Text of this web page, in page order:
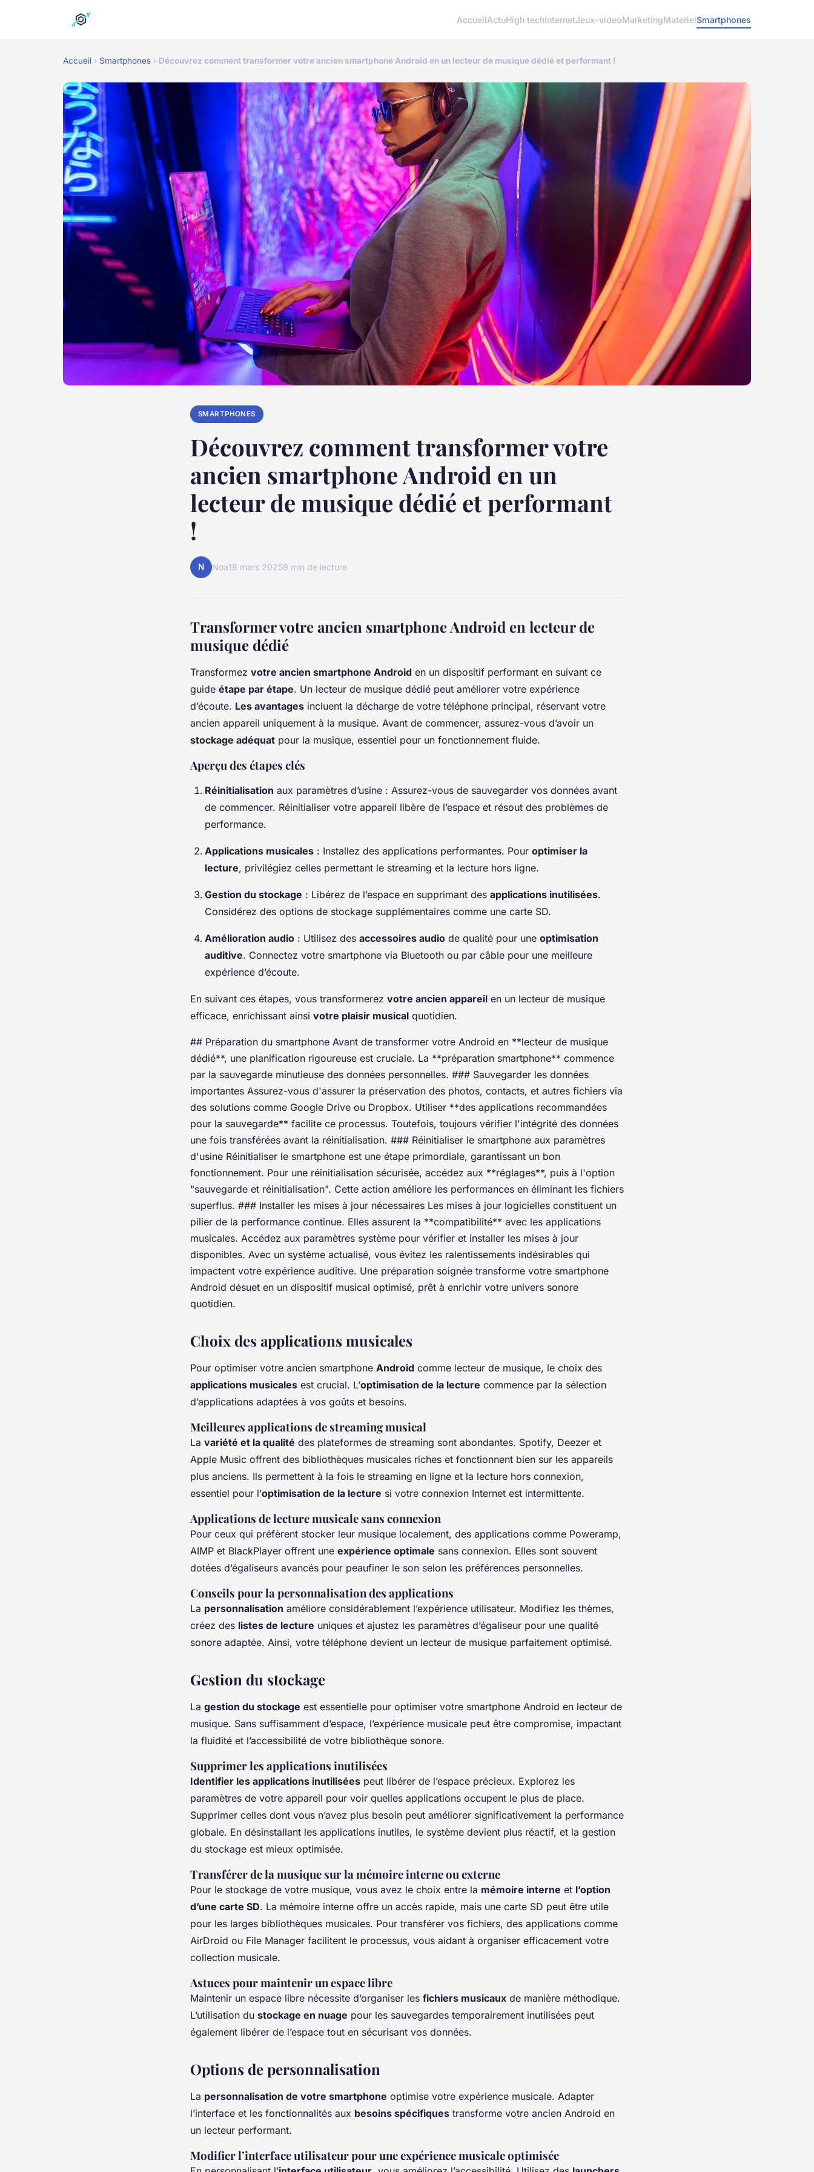
AccueilActuHigh techInternetJeux-videoMarketingMaterielSmartphones
Accueil › Smartphones › Découvrez comment transformer votre ancien smartphone Android en un lecteur de musique dédié et performant !
SMARTPHONES
Découvrez comment transformer votre
ancien smartphone Android en un
lecteur de musique dédié et performant
!
N Noa18 mars 20259 min de lecture
Transformer votre ancien smartphone Android en lecteur de
musique dédié
Transformez votre ancien smartphone Android en un dispositif performant en suivant ce
guide étape par étape. Un lecteur de musique dédié peut améliorer votre expérience
d’écoute. Les avantages incluent la décharge de votre téléphone principal, réservant votre
ancien appareil uniquement à la musique. Avant de commencer, assurez-vous d’avoir un
stockage adéquat pour la musique, essentiel pour un fonctionnement fluide.
Aperçu des étapes clés
Réinitialisation aux paramètres d’usine : Assurez-vous de sauvegarder vos données avant
de commencer. Réinitialiser votre appareil libère de l’espace et résout des problèmes de
performance.
Applications musicales : Installez des applications performantes. Pour optimiser la
lecture, privilégiez celles permettant le streaming et la lecture hors ligne.
Gestion du stockage : Libérez de l’espace en supprimant des applications inutilisées.
Considérez des options de stockage supplémentaires comme une carte SD.
Amélioration audio : Utilisez des accessoires audio de qualité pour une optimisation
auditive. Connectez votre smartphone via Bluetooth ou par câble pour une meilleure
expérience d’écoute.
En suivant ces étapes, vous transformerez votre ancien appareil en un lecteur de musique
efficace, enrichissant ainsi votre plaisir musical quotidien.
## Préparation du smartphone Avant de transformer votre Android en **lecteur de musique
dédié**, une planification rigoureuse est cruciale. La **préparation smartphone** commence
par la sauvegarde minutieuse des données personnelles. ### Sauvegarder les données
importantes Assurez-vous d'assurer la préservation des photos, contacts, et autres fichiers via
des solutions comme Google Drive ou Dropbox. Utiliser **des applications recommandées
pour la sauvegarde** facilite ce processus. Toutefois, toujours vérifier l'intégrité des données
une fois transférées avant la réinitialisation. ### Réinitialiser le smartphone aux paramètres
d'usine Réinitialiser le smartphone est une étape primordiale, garantissant un bon
fonctionnement. Pour une réinitialisation sécurisée, accédez aux **réglages**, puis à l'option
"sauvegarde et réinitialisation". Cette action améliore les performances en éliminant les fichiers
superflus. ### Installer les mises à jour nécessaires Les mises à jour logicielles constituent un
pilier de la performance continue. Elles assurent la **compatibilité** avec les applications
musicales. Accédez aux paramètres système pour vérifier et installer les mises à jour
disponibles. Avec un système actualisé, vous évitez les ralentissements indésirables qui
impactent votre expérience auditive. Une préparation soignée transforme votre smartphone
Android désuet en un dispositif musical optimisé, prêt à enrichir votre univers sonore
quotidien.
Choix des applications musicales
Pour optimiser votre ancien smartphone Android comme lecteur de musique, le choix des
applications musicales est crucial. L’optimisation de la lecture commence par la sélection
d’applications adaptées à vos goûts et besoins.
Meilleures applications de streaming musical
La variété et la qualité des plateformes de streaming sont abondantes. Spotify, Deezer et
Apple Music offrent des bibliothèques musicales riches et fonctionnent bien sur les appareils
plus anciens. Ils permettent à la fois le streaming en ligne et la lecture hors connexion,
essentiel pour l’optimisation de la lecture si votre connexion Internet est intermittente.
Applications de lecture musicale sans connexion
Pour ceux qui préfèrent stocker leur musique localement, des applications comme Poweramp,
AIMP et BlackPlayer offrent une expérience optimale sans connexion. Elles sont souvent
dotées d’égaliseurs avancés pour peaufiner le son selon les préférences personnelles.
Conseils pour la personnalisation des applications
La personnalisation améliore considérablement l’expérience utilisateur. Modifiez les thèmes,
créez des listes de lecture uniques et ajustez les paramètres d’égaliseur pour une qualité
sonore adaptée. Ainsi, votre téléphone devient un lecteur de musique parfaitement optimisé.
Gestion du stockage
La gestion du stockage est essentielle pour optimiser votre smartphone Android en lecteur de
musique. Sans suffisamment d’espace, l’expérience musicale peut être compromise, impactant
la fluidité et l’accessibilité de votre bibliothèque sonore.
Supprimer les applications inutilisées
Identifier les applications inutilisées peut libérer de l’espace précieux. Explorez les
paramètres de votre appareil pour voir quelles applications occupent le plus de place.
Supprimer celles dont vous n’avez plus besoin peut améliorer significativement la performance
globale. En désinstallant les applications inutiles, le système devient plus réactif, et la gestion
du stockage est mieux optimisée.
Transférer de la musique sur la mémoire interne ou externe
Pour le stockage de votre musique, vous avez le choix entre la mémoire interne et l’option
d’une carte SD. La mémoire interne offre un accès rapide, mais une carte SD peut être utile
pour les larges bibliothèques musicales. Pour transférer vos fichiers, des applications comme
AirDroid ou File Manager facilitent le processus, vous aidant à organiser efficacement votre
collection musicale.
Astuces pour maintenir un espace libre
Maintenir un espace libre nécessite d’organiser les fichiers musicaux de manière méthodique.
L’utilisation du stockage en nuage pour les sauvegardes temporairement inutilisées peut
également libérer de l’espace tout en sécurisant vos données.
Options de personnalisation
La personnalisation de votre smartphone optimise votre expérience musicale. Adapter
l’interface et les fonctionnalités aux besoins spécifiques transforme votre ancien Android en
un lecteur performant.
Modifier l’interface utilisateur pour une expérience musicale optimisée